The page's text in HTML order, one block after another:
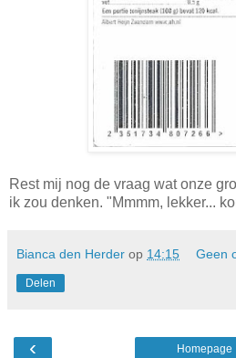
Rest mij nog de vraag wat onze
ik zou denken. "Mmmm, lekker...
Bianca den Herder op 14:15 Geen
Delen
‹ Homepage